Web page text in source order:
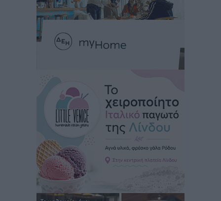
Νοσοκομεία της Γ΄ Ζώνης
Τοπικές Ειδήσεις• πριν 7 ώρες
Πάνθηρες: Ξεκίνησαν αισιόδοξοι για την παρθενική
Άρης Αρχαγγέλου: Στο πλευρό του άτυχου Ιάκωβου
• πριν 7 ώρες
Φοίβος: Η μεγάλη επιστροφή του Μπρένο Σαλβατιέρα
Αθλητικά• πριν 7 ώρες
Κλεάνθης: Έτοιμες οι κάρτες διαρκείας της νέας